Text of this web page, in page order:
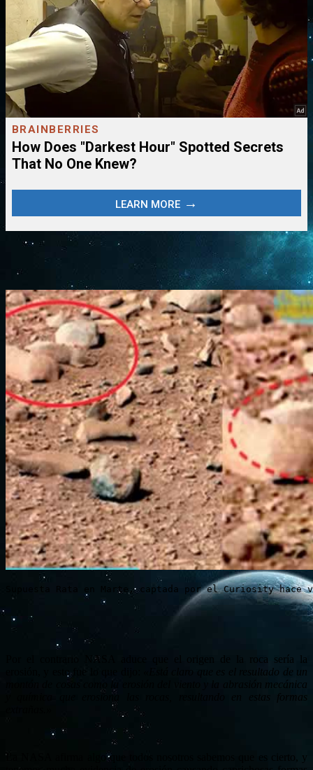
Supuesta Rata en Marte, captada por el Curiosity hace
Por el contrario NASA aduce que el origen de la roca sería la
erosión, y esto fue lo que dijo:
«Está claro que es el resultado de un
montón de cosas como la erosión del viento y la abrasión mecánica
y química que erosiona las rocas, resultando en estas formas
La NASA afirma algo que todos nosotros sabemos que es cierto, y